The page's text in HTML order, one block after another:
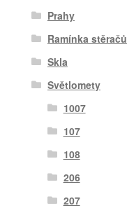
Prahy
Ramínka stěračů
Skla
Světlomety
1007
107
108
206
207